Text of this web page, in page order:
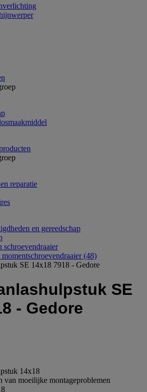
reparatie
en gereedschap
schroevendraaier
(48)
SE 14x18 7918 - Gedore
SE
- Gedore
14x18
van moeilijke montageproblemen